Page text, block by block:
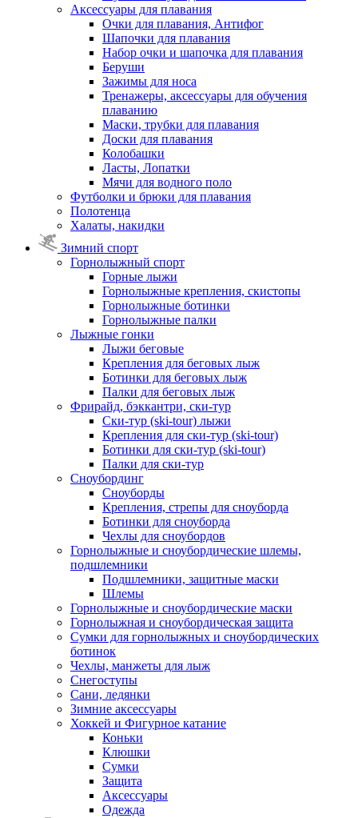
Аксессуары для плавания
Очки для плавания, Антифог
Шапочки для плавания
Набор очки и шапочка для плавания
Беруши
Зажимы для носа
Тренажеры, аксессуары для обучения
плаванию
Маски, трубки для плавания
Доски для плавания
Колобашки
Ласты, Лопатки
Мячи для водного поло
Футболки и брюки для плавания
Полотенца
Халаты, накидки
Зимний спорт
Горнолыжный спорт
Горные лыжи
Горнолыжные крепления, скистопы
Горнолыжные ботинки
Горнолыжные палки
Лыжные гонки
Лыжи беговые
Крепления для беговых лыж
Ботинки для беговых лыж
Палки для беговых лыж
Фрирайд, бэккантри, ски-тур
Ски-тур (ski-tour) лыжи
Крепления для ски-тур (ski-tour)
Ботинки для ски-тур (ski-tour)
Палки для ски-тур
Сноубординг
Сноуборды
Крепления, стрепы для сноуборда
Ботинки для сноуборда
Чехлы для сноубордов
Горнолыжные и сноубордические шлемы,
подшлемники
Подшлемники, защитные маски
Шлемы
Горнолыжные и сноубордические маски
Горнолыжная и сноубордическая защита
Сумки для горнолыжных и сноубордических
ботинок
Чехлы, манжеты для лыж
Снегоступы
Сани, ледянки
Зимние аксессуары
Хоккей и Фигурное катание
Коньки
Клюшки
Сумки
Защита
Аксессуары
Одежда